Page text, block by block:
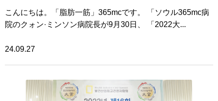
こんにちは。「脂肪一筋」365mcです。 「ソウル365mc病
院のクォン·ミンソン病院長が9月30日、 「2022大...
24.09.27